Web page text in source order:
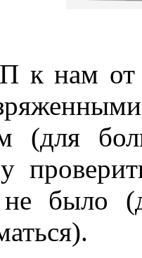
к нам от
(для
не было